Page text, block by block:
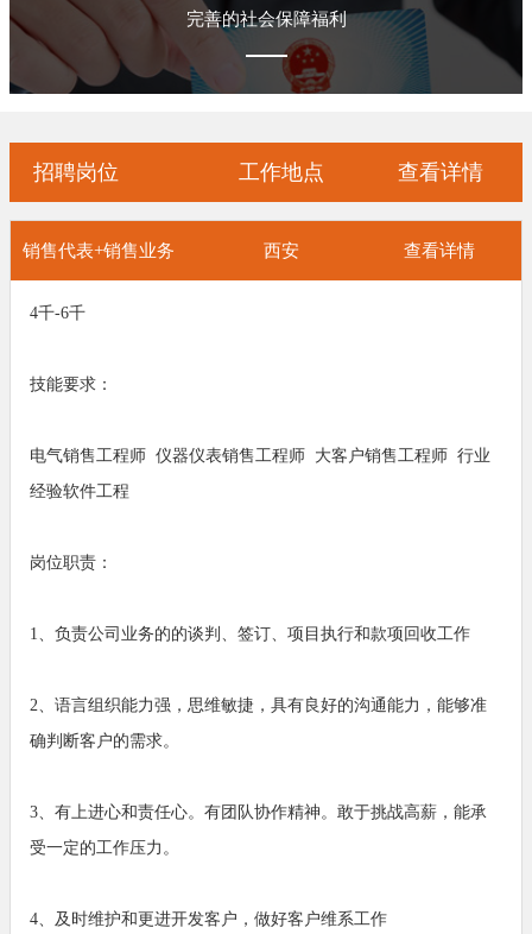
数字沙盘
特效屏幕
完善的社会保障福利
招聘岗位 工作地点 查看详情
销售代表+销售业务 西安 查看详情
4千-6千
技能要求：
电气销售工程师 仪器仪表销售工程师 大客户销售工程师 行业
经验软件工程
岗位职责：
1、负责公司业务的的谈判、签订、项目执行和款项回收工作
2、语言组织能力强，思维敏捷，具有良好的沟通能力，能够准
确判断客户的需求。
3、有上进心和责任心。有团队协作精神。敢于挑战高薪，能承
受一定的工作压力。
4、及时维护和更进开发客户，做好客户维系工作